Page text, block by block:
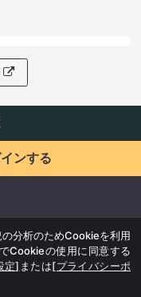
ンする
分析のためCookieを利用
Cookieの使用に同意する
定] または[プライバシーポ